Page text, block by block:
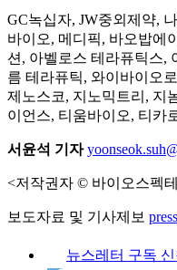
GC녹십자, JW중외제약,
바이오, 메디픽, 바오밥에
션, 아벨로스 테라퓨틱스,
름 테라퓨틱, 와이바이오
제노스코, 지노믹트리, 지
이언스, 티움바이오, 티카
서윤석 기자
<저작권자 © 바이오스펙
보도자료 및 기사제보
뉴스레터 구독 신